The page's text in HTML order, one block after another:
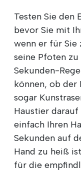
Testen Sie den
bevor Sie mit
wenn er für
seine Pfoten zu
Sekunden-
können, ob
sogar
Haustier darauf
einfach Ihren
Sekunden auf
Hand zu heiß
für die